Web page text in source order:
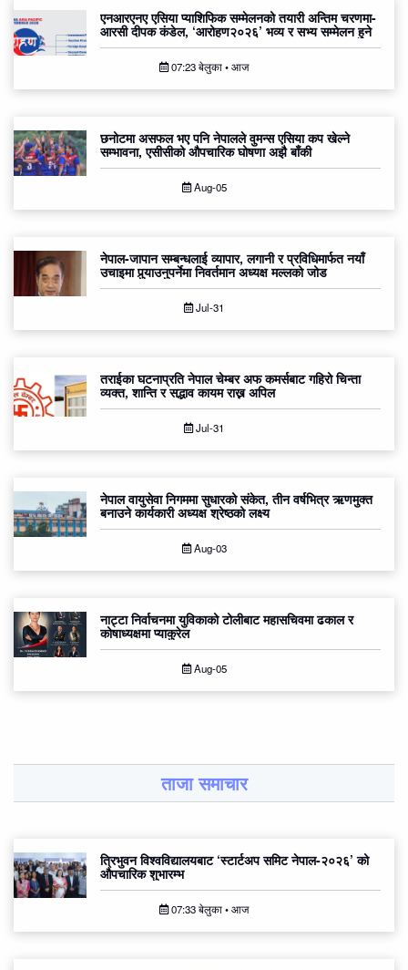
एनआरएनए एसिया प्याशिफिक सम्मेलनको तयारी अन्तिम चरणमा-
आरसी दीपक कंडेल, ‘आरोहण२०२६’ भव्य र सभ्य सम्मेलन हुने
07:23 बेलुका • आज
छनोटमा असफल भए पनि नेपालले वुमन्स एसिया कप खेल्ने
सम्भावना, एसीसीको औपचारिक घोषणा अझै बाँकी
Aug-05
नेपाल-जापान सम्बन्धलाई व्यापार, लगानी र प्रविधिमार्फत नयाँ
उचाइमा पुर्‍याउनुपर्नेमा निवर्तमान अध्यक्ष मल्लको जोड
Jul-31
तराईका घटनाप्रति नेपाल चेम्बर अफ कमर्सबाट गहिरो चिन्ता
व्यक्त, शान्ति र सद्भाव कायम राख्न अपिल
Jul-31
नेपाल वायुसेवा निगममा सुधारको संकेत, तीन वर्षभित्र ऋणमुक्त
बनाउने कार्यकारी अध्यक्ष श्रेष्ठको लक्ष्य
Aug-03
नाट्टा निर्वाचनमा युविकाको टोलीबाट महासचिवमा ढकाल र
कोषाध्यक्षमा प्याकुरेल
Aug-05
ताजा समाचार
त्रिभुवन विश्वविद्यालयबाट ‘स्टार्टअप समिट नेपाल-२०२६’ को
औपचारिक शुभारम्भ
07:33 बेलुका • आज